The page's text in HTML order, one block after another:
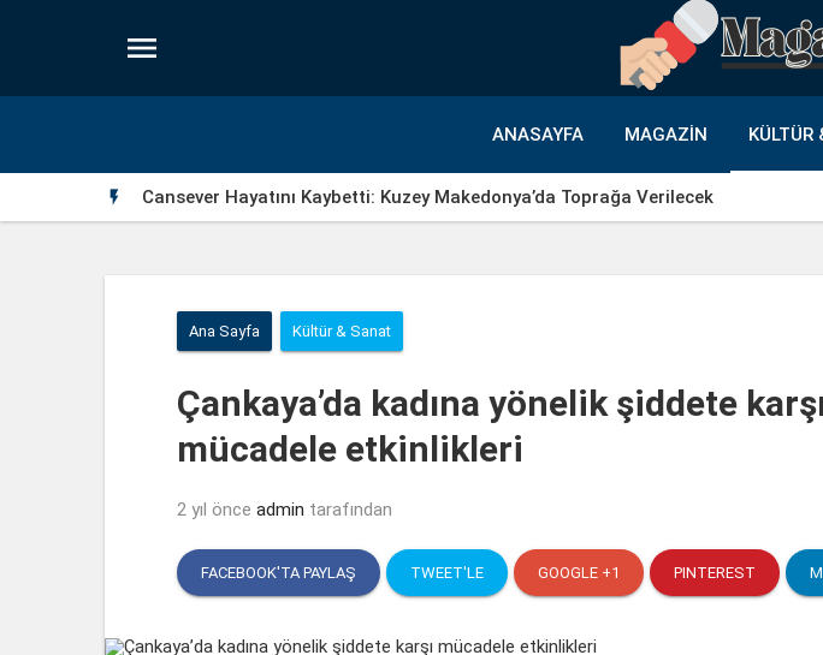

ANASAYFA MAGAZIN KÜLTÜR
 Cansever Hayatını Kaybetti: Kuzey Makedonya’da Toprağa Verilecek
Ana Sayfa Kültür & Sanat
Çankaya’da kadına yönelik şiddete
mücadele etkinlikleri
2 yıl önce admin tarafından
FACEBOOK'TA PAYLAŞ TWEET'LE GOOGLE +1 PINTEREST